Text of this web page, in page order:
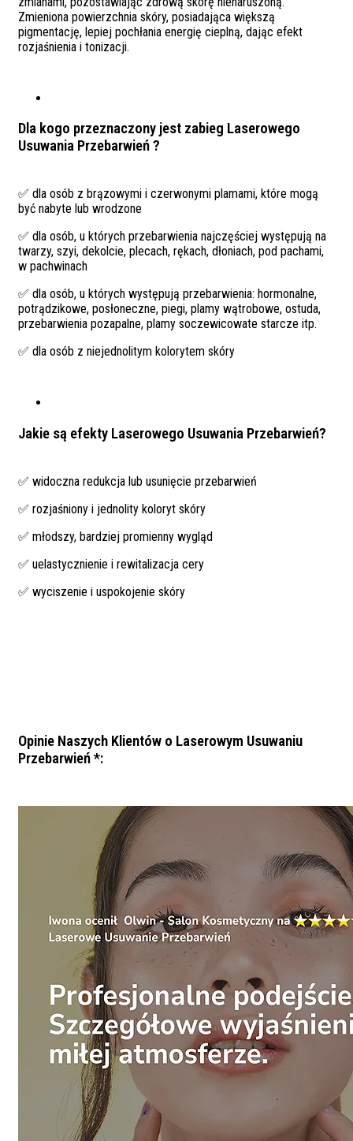
Zmieniona powierzchnia skóry, posiadająca większą
pigmentację, lepiej pochłania energię cieplną, dając efekt
rozjaśnienia i tonizacji.
Dla kogo przeznaczony jest zabieg Laserowego
Usuwania Przebarwień ?
✅ dla osób z brązowymi i czerwonymi plamami, które mogą
być nabyte lub wrodzone
✅ dla osób, u których przebarwienia najczęściej występują na
twarzy, szyi, dekolcie, plecach, rękach, dłoniach, pod pachami,
w pachwinach
✅ dla osób, u których występują przebarwienia: hormonalne,
potrądzikowe, posłoneczne, piegi, plamy wątrobowe, ostuda,
przebarwienia pozapalne, plamy soczewicowate starcze itp.
✅ dla osób z niejednolitym kolorytem skóry
Jakie są efekty Laserowego Usuwania Przebarwień?
✅ widoczna redukcja lub usunięcie przebarwień
✅ rozjaśniony i jednolity koloryt skóry
✅ młodszy, bardziej promienny wygląd
✅ uelastycznienie i rewitalizacja cery
✅ wyciszenie i uspokojenie skóry
Opinie Naszych Klientów o Laserowym Usuwaniu
Przebarwień *: